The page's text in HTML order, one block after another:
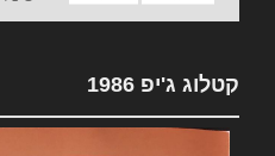
קטלוג ג'יפ 1986